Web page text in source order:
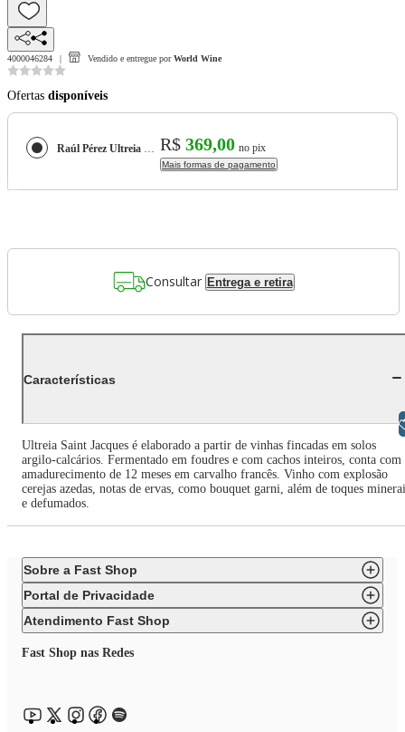
4000046284 Vendido e entregue por World Wine
Ofertas disponíveis
Raúl Pérez Ultreia Saint Jacques R$ 369,00 no pix
Mais formas de pagamento
Consultar Entrega e retira
Características
Ultreia Saint Jacques é elaborado a partir de vinhas fincadas em solos
argilo-calcários. Fermentado em foudres e com cachos inteiros, conta com
amadurecimento de 12 meses em carvalho francês. Vinho com explosão
cerejas azedas, notas de ervas, como bouquet garni, além de toques
e defumados.
Sobre a Fast Shop
Portal de Privacidade
Atendimento Fast Shop
Fast Shop nas Redes
Libras